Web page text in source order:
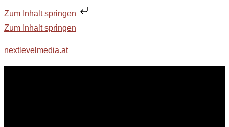
Zum Inhalt springen
Zum Inhalt springen
nextlevelmedia.at